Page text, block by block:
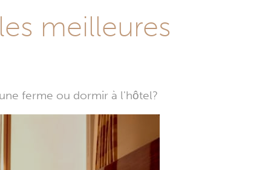
meilleures
ferme ou dormir à l'hôtel?